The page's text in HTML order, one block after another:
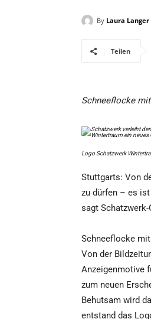
By Laura Langer
Teilen
Schneeflocke
Logo Schatzwerk
Stuttgarts: Von
zu dürfen – es
sagt
Schneeflocke
Von der
Anzeigenmotive
zum neuen
Behutsam wird
entstand das